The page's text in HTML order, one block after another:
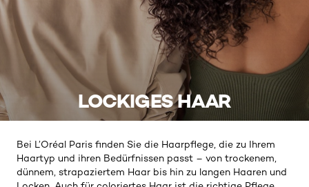
LOCKIGES HAAR
Bei L’Oréal Paris finden Sie die Haarpflege, die zu Ihrem
Haartyp und ihren Bedürfnissen passt – von trockenem,
dünnem, strapaziertem Haar bis hin zu langen Haaren und